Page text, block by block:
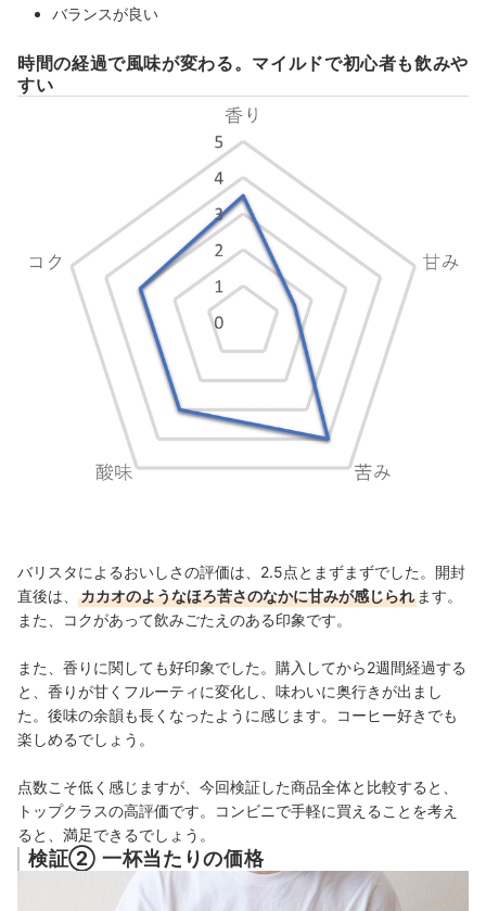
バランスが良い
時間の経過で風味が変わる。マイルドで初心者も飲みや
すい
バリスタによるおいしさの評価は、2.5点とまずまずでした。開封
直後は、
カカオのようなほろ苦さのなかに甘みが感じられ ます。
また、コクがあって飲みごたえのある印象です。
また、香りに関しても好印象でした。購入してから2週間経過する
と、香りが甘くフルーティに変化し、味わいに奥行きが出まし
た。後味の余韻も長くなったように感じます。コーヒー好きでも
楽しめるでしょう。
点数こそ低く感じますが、今回検証した商品全体と比較すると、
トップクラスの高評価です。コンビニで手軽に買えることを考え
ると、満足できるでしょう。
検証② 一杯当たりの価格